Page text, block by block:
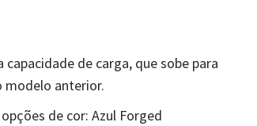
de carga, que sobe para
modelo anterior.
de cor: Azul Forged